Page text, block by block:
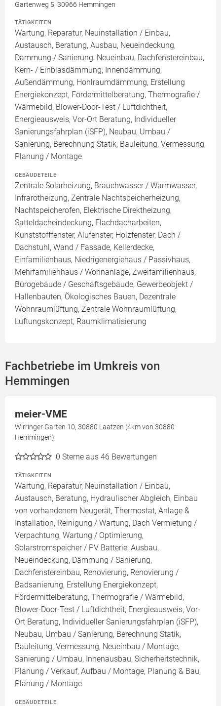
Gartenweg 5, 30966 Hemmingen
TÄTIGKEITEN
Wartung, Reparatur, Neuinstallation / Einbau,
Austausch, Beratung, Ausbau, Neueindeckung,
Dämmung / Sanierung, Neueinbau, Dachfenstereinbau,
Kern- / Einblasdämmung, Innendämmung,
Außendämmung, Hohlraumdämmung, Erstellung
Energiekonzept, Fördermittelberatung, Thermografie /
Wärmebild, Blower-Door-Test / Luftdichtheit,
Energieausweis, Vor-Ort Beratung, Individueller
Sanierungsfahrplan (iSFP), Neubau, Umbau /
Sanierung, Berechnung Statik, Bauleitung, Vermessung,
Planung / Montage
GEBÄUDETEILE
Zentrale Solarheizung, Brauchwasser / Warmwasser,
Infrarotheizung, Zentrale Nachtspeicherheizung,
Nachtspeicherofen, Elektrische Direktheizung,
Satteldacheindeckung, Flachdacharbeiten,
Kunststofffenster, Alufenster, Holzfenster, Dach /
Dachstuhl, Wand / Fassade, Kellerdecke,
Einfamilienhaus, Niedrigenergiehaus / Passivhaus,
Mehrfamilienhaus / Wohnanlage, Zweifamilienhaus,
Bürogebäude / Geschäftsgebäude, Gewerbeobjekt /
Hallenbauten, Ökologisches Bauen, Dezentrale
Wohnraumlüftung, Zentrale Wohnraumlüftung,
Lüftungskonzept, Raumklimatisierung
Fachbetriebe im Umkreis von
Hemmingen
meier-VME
Wirringer Garten 10, 30880 Laatzen (4km von 30880
Hemmingen)
0 Sterne aus 46 Bewertungen
TÄTIGKEITEN
Wartung, Reparatur, Neuinstallation / Einbau,
Austausch, Beratung, Hydraulischer Abgleich, Einbau
von vorhandenem Neugerät, Thermostat, Anlage &
Installation, Reinigung / Wartung, Dach Vermietung /
Verpachtung, Wartung / Optimierung,
Solarstromspeicher / PV Batterie, Ausbau,
Neueindeckung, Dämmung / Sanierung,
Dachfenstereinbau, Renovierung, Renovierung /
Badsanierung, Erstellung Energiekonzept,
Fördermittelberatung, Thermografie / Wärmebild,
Blower-Door-Test / Luftdichtheit, Energieausweis, Vor-
Ort Beratung, Individueller Sanierungsfahrplan (iSFP),
Neubau, Umbau / Sanierung, Berechnung Statik,
Bauleitung, Vermessung, Neueinbau / Montage,
Sanierung / Umbau, Innenausbau, Sicherheitstechnik,
Planung / Verkauf, Aufbau / Montage, Planung & Bau,
Planung / Montage
GEBÄUDETEILE